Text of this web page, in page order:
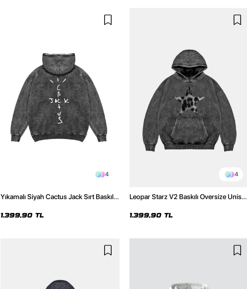
4
Yıkamalı Siyah Cactus Jack Sırt Baskılı
1.399,90 TL
4
Leopar Starz V2 Baskılı Oversize Unisex
1.399,90 TL